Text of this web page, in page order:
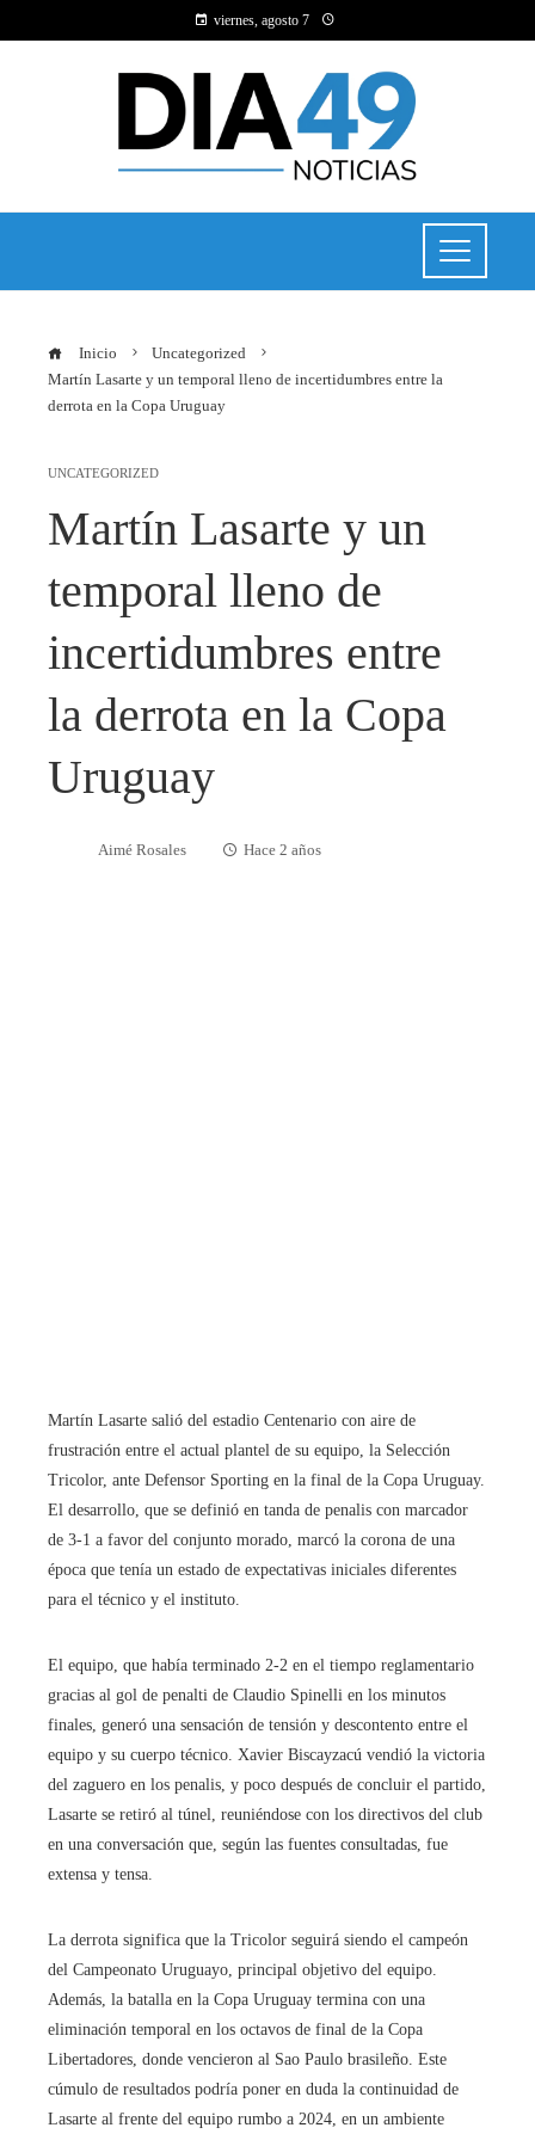
viernes, agosto 7
Inicio
Uncategorized
Martín Lasarte y un temporal lleno de incertidumbres entre la
derrota en la Copa Uruguay
UNCATEGORIZED
Martín Lasarte y un
temporal lleno de
incertidumbres entre
la derrota en la Copa
Uruguay
Aimé Rosales Hace 2 años
Martín Lasarte salió del estadio Centenario con aire de
frustración entre el actual plantel de su equipo, la Selección
Tricolor, ante Defensor Sporting en la final de la Copa Uruguay.
El desarrollo, que se definió en tanda de penalis con marcador
de 3-1 a favor del conjunto morado, marcó la corona de una
época que tenía un estado de expectativas iniciales diferentes
para el técnico y el instituto.
El equipo, que había terminado 2-2 en el tiempo reglamentario
gracias al gol de penalti de Claudio Spinelli en los minutos
finales, generó una sensación de tensión y descontento entre el
equipo y su cuerpo técnico. Xavier Biscayzacú vendió la victoria
del zaguero en los penalis, y poco después de concluir el partido,
Lasarte se retiró al túnel, reuniéndose con los directivos del club
en una conversación que, según las fuentes consultadas, fue
extensa y tensa.
La derrota significa que la Tricolor seguirá siendo el campeón
del Campeonato Uruguayo, principal objetivo del equipo.
Además, la batalla en la Copa Uruguay termina con una
eliminación temporal en los octavos de final de la Copa
Libertadores, donde vencieron al Sao Paulo brasileño. Este
cúmulo de resultados podría poner en duda la continuidad de
Lasarte al frente del equipo rumbo a 2024, en un ambiente